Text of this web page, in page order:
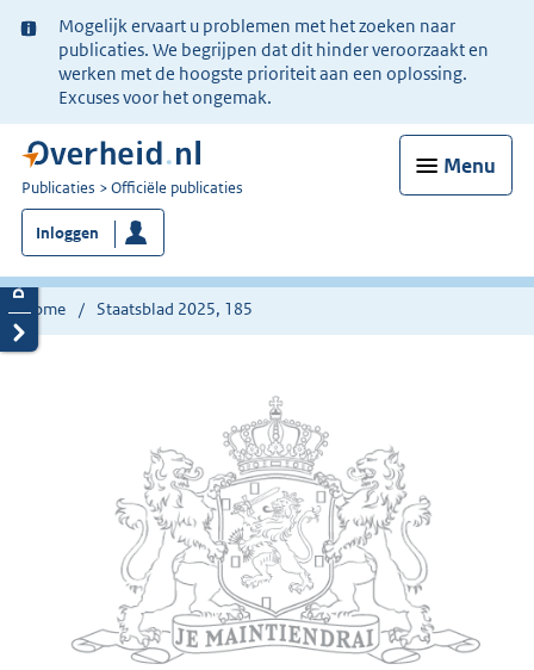
Ter
informatie:
Mogelijk ervaart u problemen met het zoeken naar
publicaties. We begrijpen dat dit hinder veroorzaakt en
werken met de hoogste prioriteit aan een oplossing.
Excuses voor het ongemak.
Menu
U
bent
nu
hier:
Publicaties Officiële publicaties
Inloggen
Home Staatsblad 2025, 185